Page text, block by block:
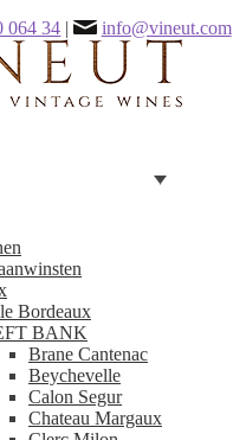
064 34 | info@vineut.com
Bordeaux
BANK
Brane Cantenac
Beychevelle
Calon Segur
Chateau Margaux